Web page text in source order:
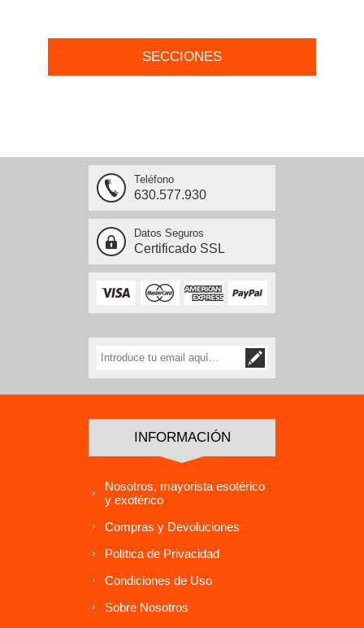
SECCIONES
Teléfono
630.577.930
Datos Seguros
Certificado SSL
INFORMACIÓN
Nosotros, mayorista esotérico
y exotérico
Compras y Devoluciones
Política de Privacidad
Condiciones de Uso
Sobre Nosotros